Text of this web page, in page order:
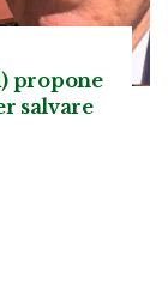
propone
salvare